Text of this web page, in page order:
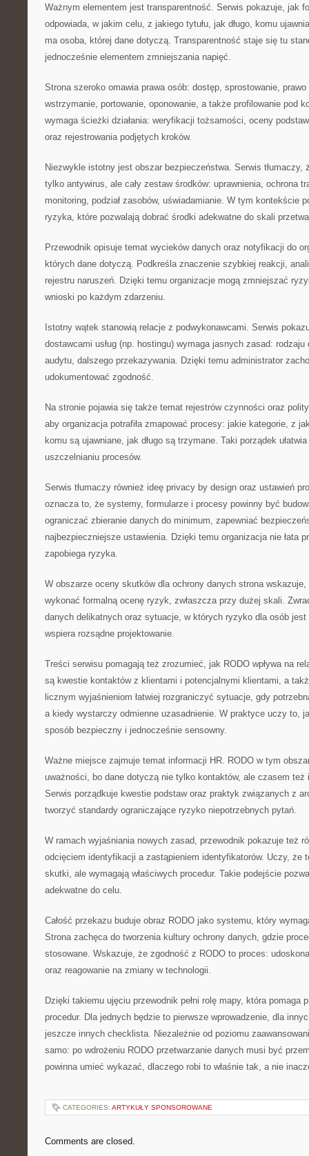
Ważnym elementem jest transparentność. Serwis pokazuje, jak
odpowiada, w jakim celu, z jakiego tytułu, jak długo, komu
ma osoba, której dane dotyczą. Transparentność staje się tu
jednocześnie elementem zmniejszania napięć.
Strona szeroko omawia prawa osób: dostęp, sprostowanie,
wstrzymanie, portowanie, oponowanie, a także profilowanie pod
wymaga ścieżki działania: weryfikacji tożsamości, oceny
oraz rejestrowania podjętych kroków.
Niezwykle istotny jest obszar bezpieczeństwa. Serwis tłumaczy,
tylko antywirus, ale cały zestaw środków: uprawnienia, ochrona
monitoring, podział zasobów, uświadamianie. W tym kontekście
ryzyka, które pozwalają dobrać środki adekwatne do skali
Przewodnik opisuje temat wycieków danych oraz notyfikacji do
których dane dotyczą. Podkreśla znaczenie szybkiej reakcji,
rejestru naruszeń. Dzięki temu organizacje mogą zmniejszać
wnioski po każdym zdarzeniu.
Istotny wątek stanowią relacje z podwykonawcami. Serwis
dostawcami usług (np. hostingu) wymaga jasnych zasad:
audytu, dalszego przekazywania. Dzięki temu administrator
udokumentować zgodność.
Na stronie pojawia się także temat rejestrów czynności oraz
aby organizacja potrafiła zmapować procesy: jakie kategorie, z
komu są ujawniane, jak długo są trzymane. Taki porządek
uszczelnianiu procesów.
Serwis tłumaczy również ideę privacy by design oraz ustawień
oznacza to, że systemy, formularze i procesy powinny być
ograniczać zbieranie danych do minimum, zapewniać
najbezpieczniejsze ustawienia. Dzięki temu organizacja nie łata
zapobiega ryzyka.
W obszarze oceny skutków dla ochrony danych strona
wykonać formalną ocenę ryzyk, zwłaszcza przy dużej skali.
danych delikatnych oraz sytuacje, w których ryzyko dla osób jest
wspiera rozsądne projektowanie.
Treści serwisu pomagają też zrozumieć, jak RODO wpływa na
są kwestie kontaktów z klientami i potencjalnymi klientami, a
licznym wyjaśnieniom łatwiej rozgraniczyć sytuacje, gdy
a kiedy wystarczy odmienne uzasadnienie. W praktyce uczy to,
sposób bezpieczny i jednocześnie sensowny.
Ważne miejsce zajmuje temat informacji HR. RODO w tym
uważności, bo dane dotyczą nie tylko kontaktów, ale czasem też
Serwis porządkuje kwestie podstaw oraz praktyk związanych z
tworzyć standardy ograniczające ryzyko niepotrzebnych pytań.
W ramach wyjaśniania nowych zasad, przewodnik pokazuje też
odcięciem identyfikacji a zastąpieniem identyfikatorów. Uczy, że
skutki, ale wymagają właściwych procedur. Takie podejście
adekwatne do celu.
Całość przekazu buduje obraz RODO jako systemu, który
Strona zachęca do tworzenia kultury ochrony danych, gdzie
stosowane. Wskazuje, że zgodność z RODO to proces:
oraz reagowanie na zmiany w technologii.
Dzięki takiemu ujęciu przewodnik pełni rolę mapy, która pomaga
procedur. Dla jednych będzie to pierwsze wprowadzenie, dla
jeszcze innych checklista. Niezależnie od poziomu
samo: po wdrożeniu RODO przetwarzanie danych musi być
powinna umieć wykazać, dlaczego robi to właśnie tak, a nie
CATEGORIES: ARTYKUŁY SPONSOROWANE
Comments are closed.